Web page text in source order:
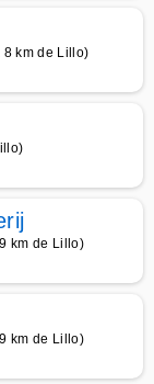
8 km de Lillo)
km de Lillo)
km de Lillo)